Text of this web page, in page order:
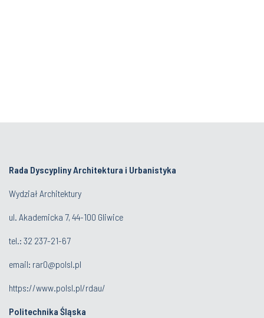
Rada Dyscypliny Architektura i Urbanistyka
Wydział Architektury
ul. Akademicka 7, 44-100 Gliwice
tel.: 32 237-21-67
email: rar0@polsl.pl
https://www.polsl.pl/rdau/
Politechnika Śląska